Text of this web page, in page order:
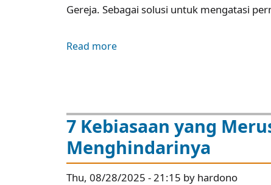
Gereja. Sebagai solusi untuk mengatasi
Read more
Gereja
untuk
Persembahan
Digital
7 Kebiasaan yang
Menghindarinya
Thu, 08/28/2025 - 21:15 by hardono